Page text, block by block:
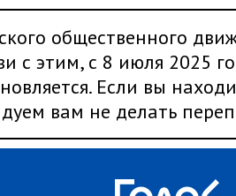
общественного
с этим, с 8 июля 2025
Если вы
вам не делать